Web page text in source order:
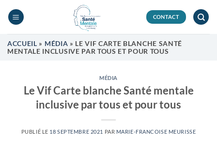
CONTACT
ACCUEIL » MÉDIA » LE VIF CARTE BLANCHE SANTÉ
MENTALE INCLUSIVE PAR TOUS ET POUR TOUS
MÉDIA
Le Vif Carte blanche Santé mentale
inclusive par tous et pour tous
PUBLIÉ LE 18 SEPTEMBRE 2021 PAR MARIE-FRANCOISE MEURISSE